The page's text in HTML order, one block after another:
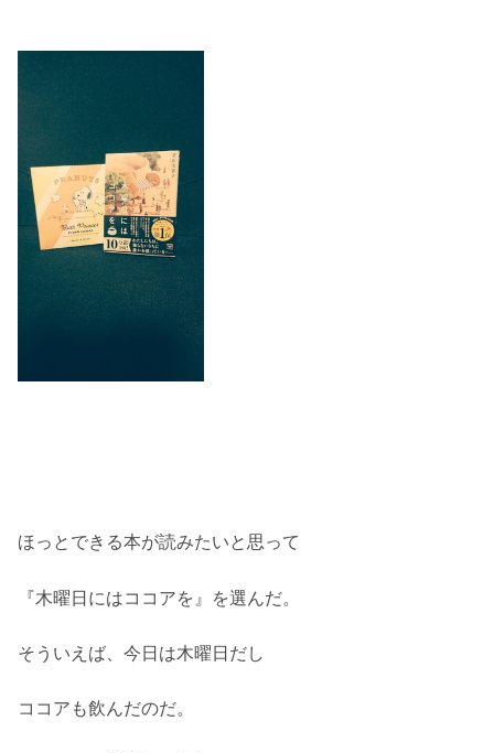
ほっとできる本が読みたいと思って
『木曜日にはココアを』を選んだ。
そういえば、今日は木曜日だし
ココアも飲んだのだ。